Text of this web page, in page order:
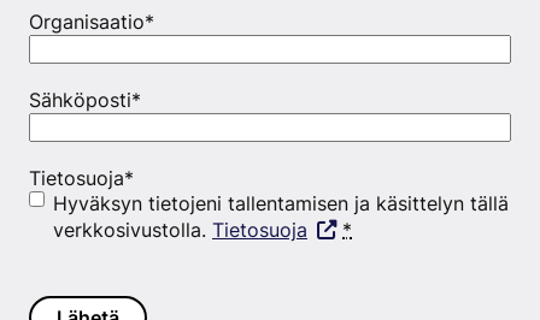
Organisaatio*
Sähköposti*
Tietosuoja*
Hyväksyn tietojeni tallentamisen ja käsittelyn tällä
verkkosivustolla. Tietosuoja *